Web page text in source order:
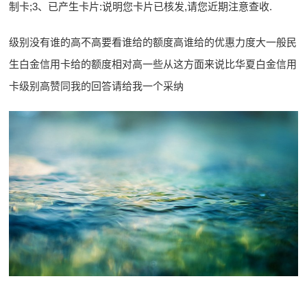
制卡;3、已产生卡片:说明您卡片已核发,请您近期注意查收.
级别没有谁的高不高要看谁给的额度高谁给的优惠力度大一般民
生白金信用卡给的额度相对高一些从这方面来说比华夏白金信用
卡级别高赞同我的回答请给我一个采纳